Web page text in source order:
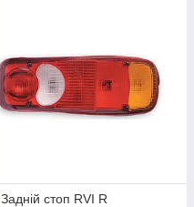
Задній стоп RVI R